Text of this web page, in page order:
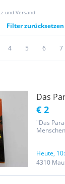
und Versand
Filter zurücksetzen
4 5 6 7
Das
€ 2
"Das
guter...
Heute,
4310